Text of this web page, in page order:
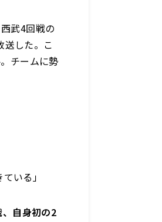
武4回戦の
送した。こ
チームに勢
いる」
自身初の2